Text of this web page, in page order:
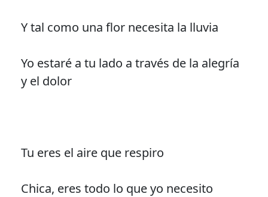
Y tal como una flor necesita la lluvia
Yo estaré a tu lado a través de la alegría
y el dolor
Tu eres el aire que respiro
Chica, eres todo lo que yo necesito